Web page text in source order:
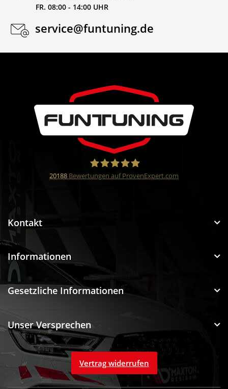
FR. 08:00 - 14:00 UHR
service@funtuning.de
20188 Bewertungen auf ProvenExpert.com
Kontakt
Informationen
Gesetzliche Informationen
Unser Versprechen
Vertrag widerrufen